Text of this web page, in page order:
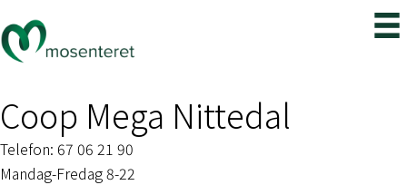
Coop Mega Nittedal
Telefon: 67 06 21 90
Mandag-Fredag 8-22